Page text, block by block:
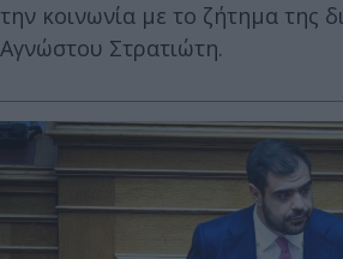
την κοινωνία με το ζήτημα της
Αγνώστου Στρατιώτη.